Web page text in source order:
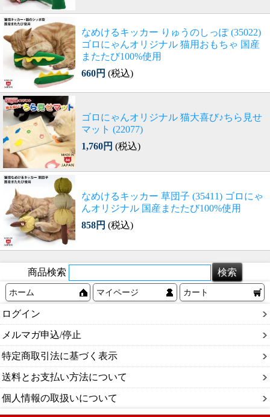
なめけるキッカー りゅうのしっぽ (35022)
ゴロにゃんオリジナル 猫用おもちゃ 国産
またたび100%使用
660円 (税込)
ゴロにゃんオリジナル 猫大喜び♪ちら見せ
マット (22077)
1,760円 (税込)
なめけるキッカー 草団子 (35411) ゴロにゃ
んオリジナル 国産またたび100%使用
858円 (税込)
商品検索
ホーム マイページ カート
ログイン
メルマガ申込/停止
特定商取引法に基づく表示
送料とお支払い方法について
個人情報の取扱いについて